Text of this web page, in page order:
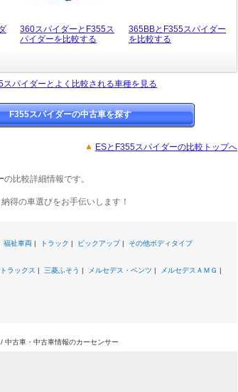
360スパイダーとF355ス
パイダーを比較する
365BBとF355スパイダー
を比較する
スパイダーとよく比較される車種を見る
F355スパイダーの中古車を探す
ESとF355スパイダーの比較トップへ
の比較詳細情報です。
得の車選びをお手伝いします！
福祉車両 | トラック | ピックアップ| その他ボディタイプ
ラックス | 三菱ふそう | メルセデス・ベンツ | メルセデスＡＭＧ |
古車・中古車情報のカーセンサー